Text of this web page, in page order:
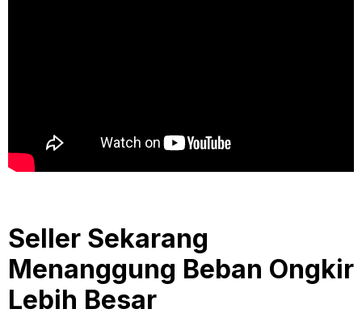
Seller Sekarang
Menanggung Beban Ongkir
Lebih Besar